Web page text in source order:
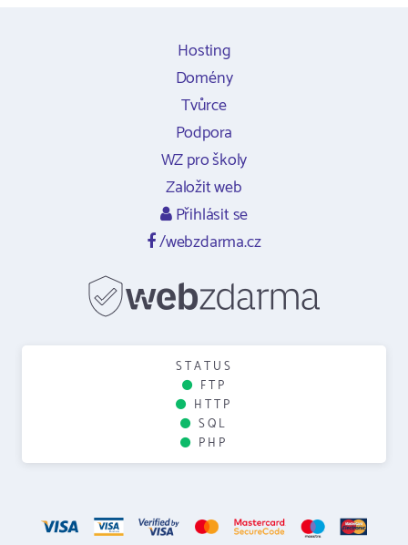
Hosting
Domény
Tvůrce
Podpora
WZ pro školy
Založit web
Přihlásit se
/webzdarma.cz
STATUS
FTP
HTTP
SQL
PHP